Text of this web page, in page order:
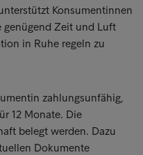
Konsumentinnen
genügend Zeit und Luft
in Ruhe regeln zu
zahlungsunfähig,
12 Monate. Die
belegt werden. Dazu
Dokumente